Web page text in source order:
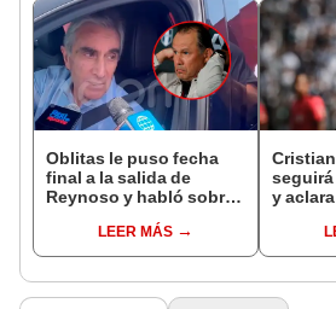
Oblitas le puso fecha
final a la salida de
Reynoso y habló sobre
GarecaLEER MÁS
seguirá
y
renovar